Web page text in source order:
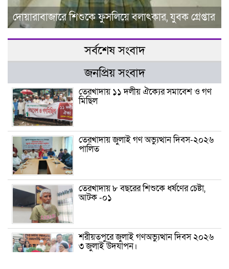
দোয়ারাবাজারে শিশুকে ফুসলিয়ে বলাৎকার, যুবক গ্রেপ্তার
সর্বশেষ সংবাদ
জনপ্রিয় সংবাদ
তেরখাদায় ১১ দলীয় ঐক্যের সমাবেশ ও গণ
মিছিল
তেরখাদায় জুলাই গণ অভ্যুত্থান দিবস-২০২৬
পালিত
তেরখাদায় ৮ বছরের শিশুকে ধর্ষণের চেষ্টা,
আটক -০১
শরীয়তপুরে জুলাই গণঅভ্যুত্থান দিবস ২০২৬
৩ জুলাই উদযাপন।